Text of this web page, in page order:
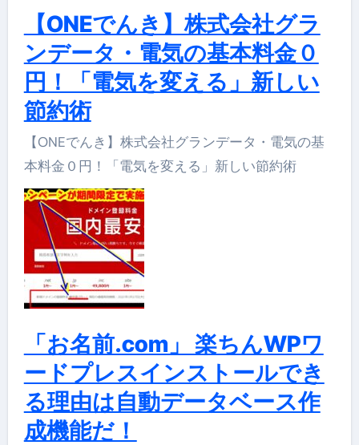
【ONEでんき】株式会社グラ
ンデータ・電気の基本料金０
円！「電気を変える」新しい
節約術
【ONEでんき】株式会社グランデータ・電気の基
本料金０円！「電気を変える」新しい節約術
「お名前.com」 楽ちんWPワ
ードプレスインストールでき
る理由は自動データベース作
成機能だ！